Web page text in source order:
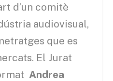
d’un comitè
audiovisual,
que es
El Jurat
Andrea